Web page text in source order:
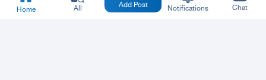
Home All Add Post Notifications Chat